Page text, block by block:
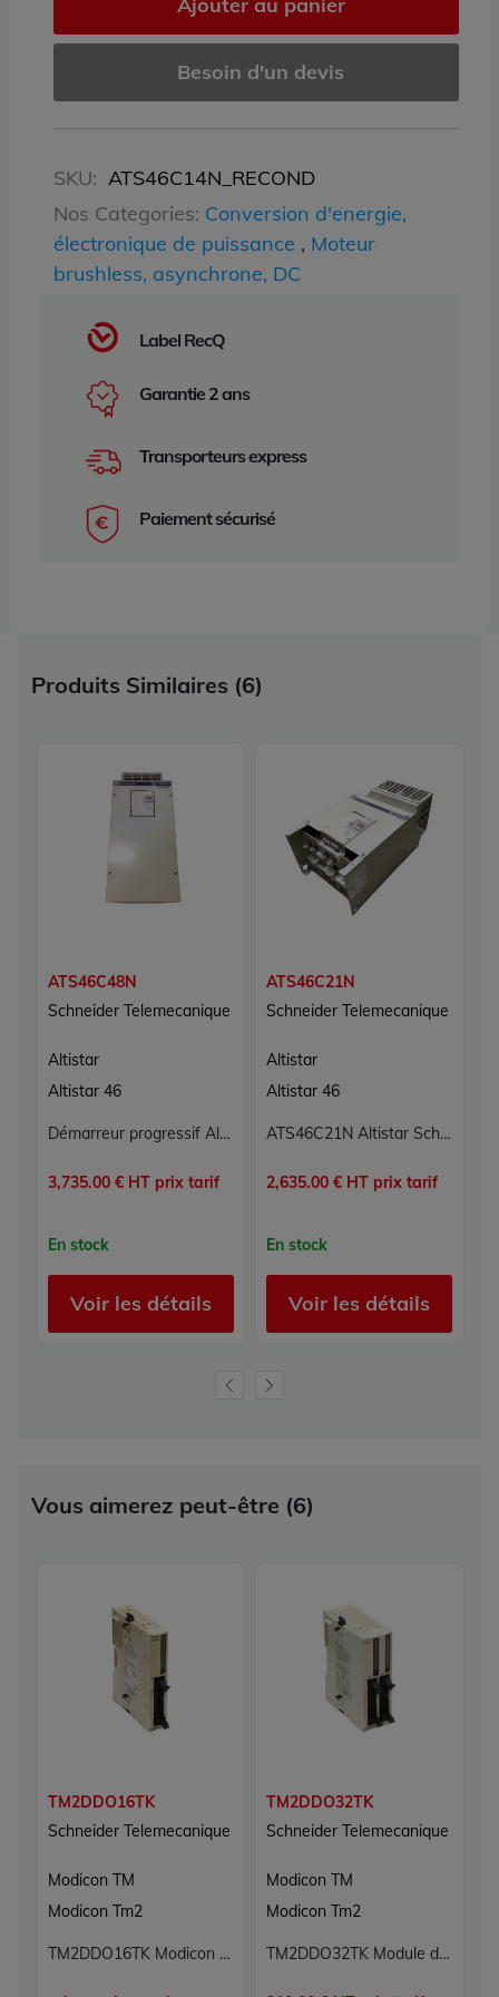
Besoin d'un devis
SKU: ATS46C14N_RECOND
Nos Categories: Conversion d'energie,
électronique de puissance , Moteur
brushless, asynchrone, DC
Label RecQ
Garantie 2 ans
Transporteurs express
Paiement sécurisé
Produits Similaires (6)
ATS46C48N
Schneider Telemecanique
Altistar
Altistar 46
Démarreur progressif Altistart 46 Schneider Telemecanique ATS46C48N 480A 208/230/460VAC
3,735.00 € HT prix tarif
En stock
Voir les détails
ATS46C21N
Schneider Telemecanique
Altistar
Altistar 46
ATS46C21N Altistar Schneider Telemecanique
2,635.00 € HT prix tarif
En stock
Voir les détails
Vous aimerez peut-être (6)
TM2DDO16TK
Schneider Telemecanique
Modicon TM
Modicon Tm2
TM2DDO16TK Modicon TM Schneider Telemecanique
TM2DDO32TK
Schneider Telemecanique
Modicon TM
Modicon Tm2
TM2DDO32TK Module d'extension de sorties 32 sorties TOR Modicon TM Schneider Telemecanique